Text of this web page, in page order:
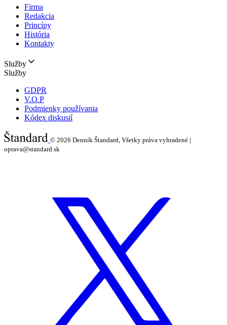
Firma
Redakcia
Princípy
História
Kontakty
Služby
Služby
GDPR
V.O.P
Podmienky používania
Kódex diskusií
© 2026 Denník Štandard, Všetky práva vyhradené |
oprava@standard.sk